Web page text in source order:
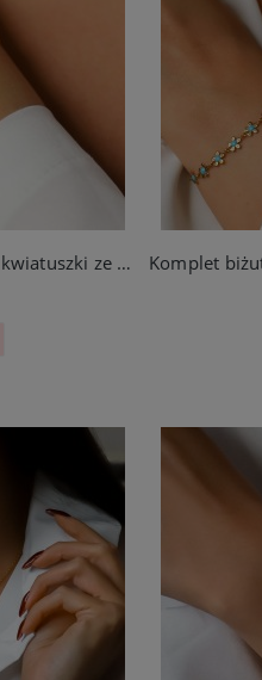
Bransoletka złota turkusowe kwiatuszki ze stali szlachetnej